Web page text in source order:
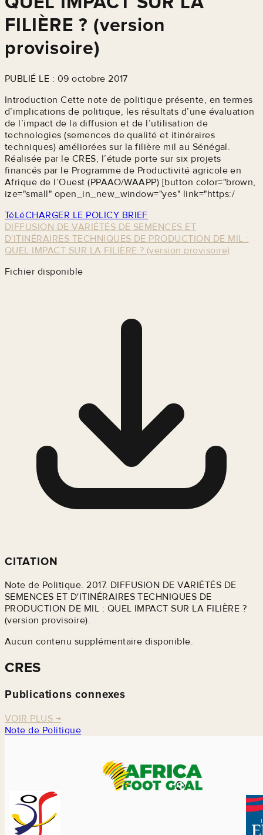
FILIÈRE ? (version
provisoire)
PUBLIÉ LE : 09 octobre 2017
Introduction Cette note de politique présente, en termes
d’implications de politique, les résultats d’une évaluation
de l’impact de la diffusion et de l’utilisation de
technologies (semences de qualité et itinéraires
techniques) améliorées sur la filière mil au Sénégal.
Réalisée par le CRES, l’étude porte sur six projets
financés par le Programme de Productivité agricole en
Afrique de l’Ouest (PPAAO/WAAPP) [button color="brown,
ize="small" open_in_new_window="yes" link="https:/
TéLéCHARGER LE POLICY BRIEF
DIFFUSION DE VARIÉTÉS DE SEMENCES ET
D'ITINÉRAIRES TECHNIQUES DE PRODUCTION DE MIL :
QUEL IMPACT SUR LA FILIÈRE ? (version provisoire)
Fichier disponible
CITATION
Note de Politique. 2017. DIFFUSION DE VARIÉTÉS DE
SEMENCES ET D'ITINÉRAIRES TECHNIQUES DE
PRODUCTION DE MIL : QUEL IMPACT SUR LA FILIÈRE ?
(version provisoire).
Aucun contenu supplémentaire disponible.
CRES
Publications connexes
VOIR PLUS →
Note de Politique